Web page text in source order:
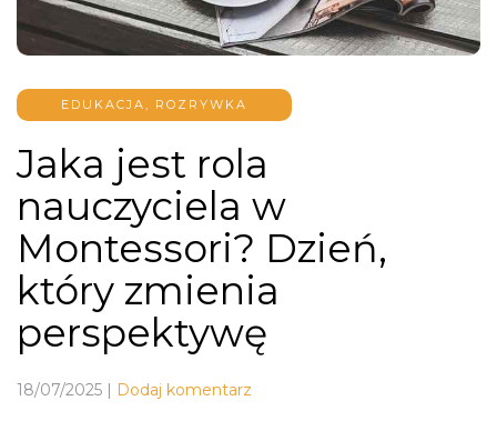
EDUKACJA, ROZRYWKA
Jaka jest rola
nauczyciela w
Montessori? Dzień,
który zmienia
perspektywę
18/07/2025 | Dodaj komentarz